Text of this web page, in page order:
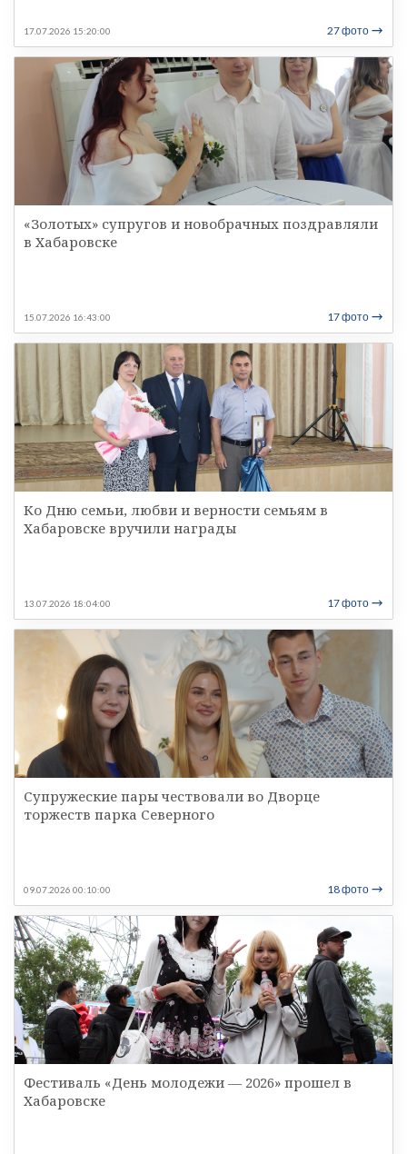
17.07.2026 15:20:00 27 фото
«Золотых» супругов и новобрачных поздравляли
в Хабаровске
15.07.2026 16:43:00 17 фото
Ко Дню семьи, любви и верности семьям в
Хабаровске вручили награды
13.07.2026 18:04:00 17 фото
Супружеские пары чествовали во Дворце
торжеств парка Северного
09.07.2026 00:10:00 18 фото
Фестиваль «День молодежи — 2026» прошел в
Хабаровске